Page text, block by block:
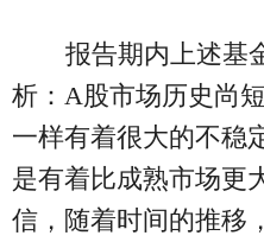
报告期内上述基
析：A股市场历史尚
一样有着很大的不稳
是有着比成熟市场更
信，随着时间的推移